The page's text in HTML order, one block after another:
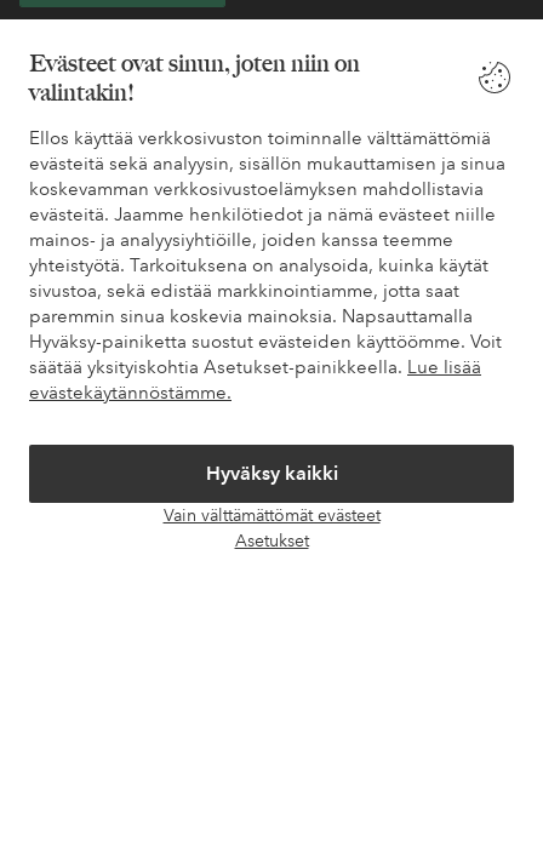
Evästeet ovat sinun, joten niin on
valintakin!
Ellos käyttää verkkosivuston toiminnalle välttämättömiä
evästeitä sekä analyysin, sisällön mukauttamisen ja sinua
koskevamman verkkosivustoelämyksen mahdollistavia
evästeitä. Jaamme henkilötiedot ja nämä evästeet niille
mainos- ja analyysiyhtiöille, joiden kanssa teemme
yhteistyötä. Tarkoituksena on analysoida, kuinka käytät
sivustoa, sekä edistää markkinointiamme, jotta saat
paremmin sinua koskevia mainoksia. Napsauttamalla
Hyväksy-painiketta suostut evästeiden käyttöömme. Voit
säätää yksityiskohtia Asetukset-painikkeella. Lue lisää
evästekäytännöstämme.
Hyväksy kaikki
Vain välttämättömät evästeet
Asetukset
Löydät vastaukset useimmin kysyttyihin kysymyksiin usein
kysytyistä kysymyksistä. Löydät myös tietoa siitä, miten voit ottaa
meihin yhteyttä.
Asiakaspalvelu Tilaukset Maksutavat
Omat sivut
Tietoa Elloksesta